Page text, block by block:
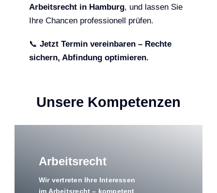
Arbeitsrecht in Hamburg, und lassen Sie
Ihre Chancen professionell prüfen.
📞 Jetzt Termin vereinbaren – Rechte
sichern, Abfindung optimieren.
Unsere Kompetenzen
Arbeitsrecht
Wir vertreten Ihre Interessen
im Arbeitsrecht – kompetent